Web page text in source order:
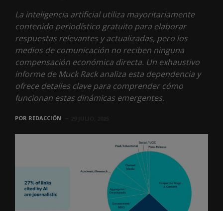
La inteligencia artificial utiliza mayoritariamente
contenido periodístico gratuito para elaborar
respuestas relevantes y actualizadas, pero los
medios de comunicación no reciben ninguna
compensación económica directa. Un exhaustivo
informe de Muck Rack analiza esta dependencia y
ofrece detalles clave para comprender cómo
funcionan estas dinámicas emergentes.
POR REDACCIÓN